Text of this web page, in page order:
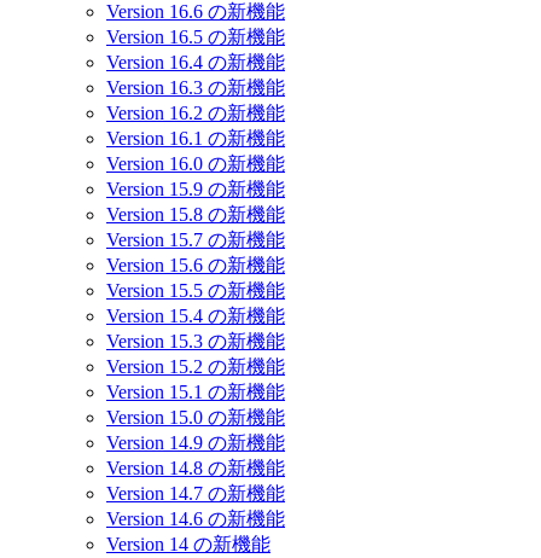
Version 16.6 の新機能
Version 16.5 の新機能
Version 16.4 の新機能
Version 16.3 の新機能
Version 16.2 の新機能
Version 16.1 の新機能
Version 16.0 の新機能
Version 15.9 の新機能
Version 15.8 の新機能
Version 15.7 の新機能
Version 15.6 の新機能
Version 15.5 の新機能
Version 15.4 の新機能
Version 15.3 の新機能
Version 15.2 の新機能
Version 15.1 の新機能
Version 15.0 の新機能
Version 14.9 の新機能
Version 14.8 の新機能
Version 14.7 の新機能
Version 14.6 の新機能
Version 14 の新機能